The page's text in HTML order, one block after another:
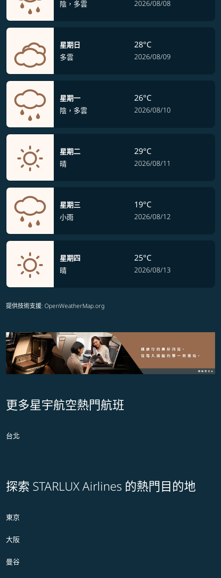
陰，多雲 2026/08/08
星期日
多雲
28°C
2026/08/09
星期一
陰，多雲
26°C
2026/08/10
星期二
晴
29°C
2026/08/11
星期三
小雨
19°C
2026/08/12
星期四
晴
25°C
2026/08/13
提供技術支援: OpenWeatherMap.org
更多星宇航空熱門航班
台北
探索 STARLUX Airlines 的熱門目的地
東京
大阪
曼谷